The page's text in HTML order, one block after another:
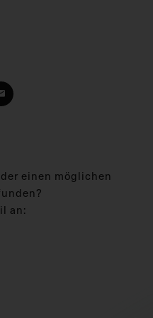
einen möglichen
an: